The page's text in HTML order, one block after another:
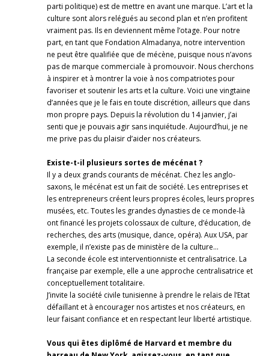
parti politique) est de mettre en avant une marque. L’art et la
culture sont alors relégués au second plan et n’en profitent
vraiment pas. Ils en deviennent même l’otage. Pour notre
part, en tant que Fondation Almadanya, notre intervention
ne peut être qualifiée que de mécène, puisque nous n’avons
pas de marque commerciale à promouvoir. Nous cherchons
à inspirer et à montrer la voie à nos compatriotes pour
favoriser et soutenir les arts et la culture. Voici une vingtaine
d’années que je le fais en toute discrétion, ailleurs que dans
mon propre pays. Depuis la révolution du 14 janvier, j’ai
senti que je pouvais agir sans inquiétude. Aujourd’hui, je ne
me prive pas du plaisir d’aider nos créateurs.
Existe-t-il plusieurs sortes de mécénat ?
Il y a deux grands courants de mécénat. Chez les anglo-
saxons, le mécénat est un fait de société. Les entreprises et
les entrepreneurs créent leurs propres écoles, leurs propres
musées, etc. Toutes les grandes dynasties de ce monde-là
ont financé les projets colossaux de culture, d’éducation, de
recherches, des arts (musique, dance, opéra). Aux USA, par
exemple, il n’existe pas de ministère de la culture…
La seconde école est interventionniste et centralisatrice. La
française par exemple, elle a une approche centralisatrice et
conceptuellement totalitaire.
J’invite la société civile tunisienne à prendre le relais de l’Etat
défaillant et à encourager nos artistes et nos créateurs, en
leur faisant confiance et en respectant leur liberté artistique.
Vous qui êtes diplômé de Harvard et membre du